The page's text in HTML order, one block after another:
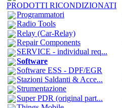
PRODOTTI RICONDIZIONATI
Programmatori
Radio Tools
Relay (Car-Relay)
Repair Components
SERVICE - individual req...
Software
Software ESS - DPF/EGR
Stazioni Saldanti & Acce...
Strumentazione
Super PDR (original part...